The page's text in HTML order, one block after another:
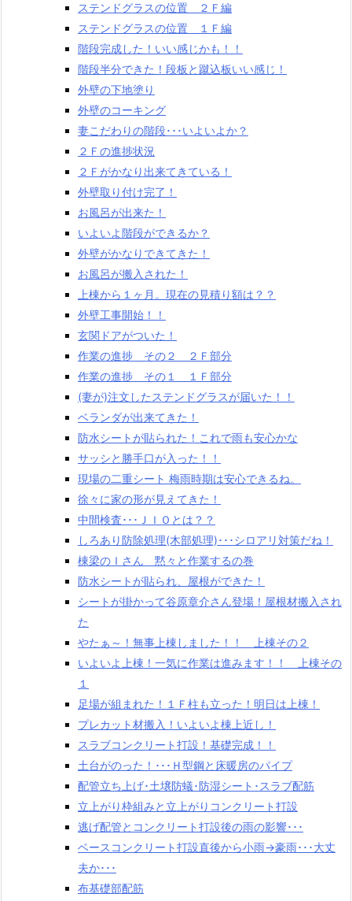
ステンドグラスの位置 ２Ｆ編
ステンドグラスの位置 １Ｆ編
階段完成した！いい感じかも！！
階段半分できた！段板と蹴込板いい感じ！
外壁の下地塗り
外壁のコーキング
妻こだわりの階段･･･いよいよか？
２Ｆの進捗状況
２Ｆがかなり出来てきている！
外壁取り付け完了！
お風呂が出来た！
いよいよ階段ができるか？
外壁がかなりできてきた！
お風呂が搬入された！
上棟から１ヶ月。現在の見積り額は？？
外壁工事開始！！
玄関ドアがついた！
作業の進捗 その２ ２Ｆ部分
作業の進捗 その１ １Ｆ部分
(妻が)注文したステンドグラスが届いた！！
ベランダが出来てきた！
防水シートが貼られた！これで雨も安心かな
サッシと勝手口が入った！！
現場の二重シート 梅雨時期は安心できるね。
徐々に家の形が見えてきた！
中間検査･･･ＪＩＯとは？？
しろあり防除処理(木部処理)･･･シロアリ対策だね！
棟梁のＩさん 黙々と作業するの巻
防水シートが貼られ、屋根ができた！
シートが掛かって谷原章介さん登場！屋根材搬入され
た
やたぁ～！無事上棟しました！！ 上棟その２
いよいよ上棟！一気に作業は進みます！！ 上棟その
１
足場が組まれた！１Ｆ柱も立った！明日は上棟！
プレカット材搬入！いよいよ棟上近し！
スラブコンクリート打設！基礎完成！！
土台がのった！･･･Ｈ型鋼と床暖房のパイプ
配管立ち上げ･土壌防蟻･防湿シート･スラブ配筋
立上がり枠組みと立上がりコンクリート打設
逃げ配管とコンクリート打設後の雨の影響･･･
ベースコンクリート打設直後から小雨→豪雨･･･大丈
夫か･･･
布基礎部配筋